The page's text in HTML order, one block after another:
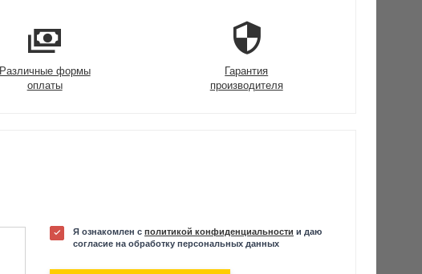
Различные формы
оплаты
Гарантия
производителя
Я ознакомлен с политикой конфиденциальности и даю
согласие на обработку персональных данных